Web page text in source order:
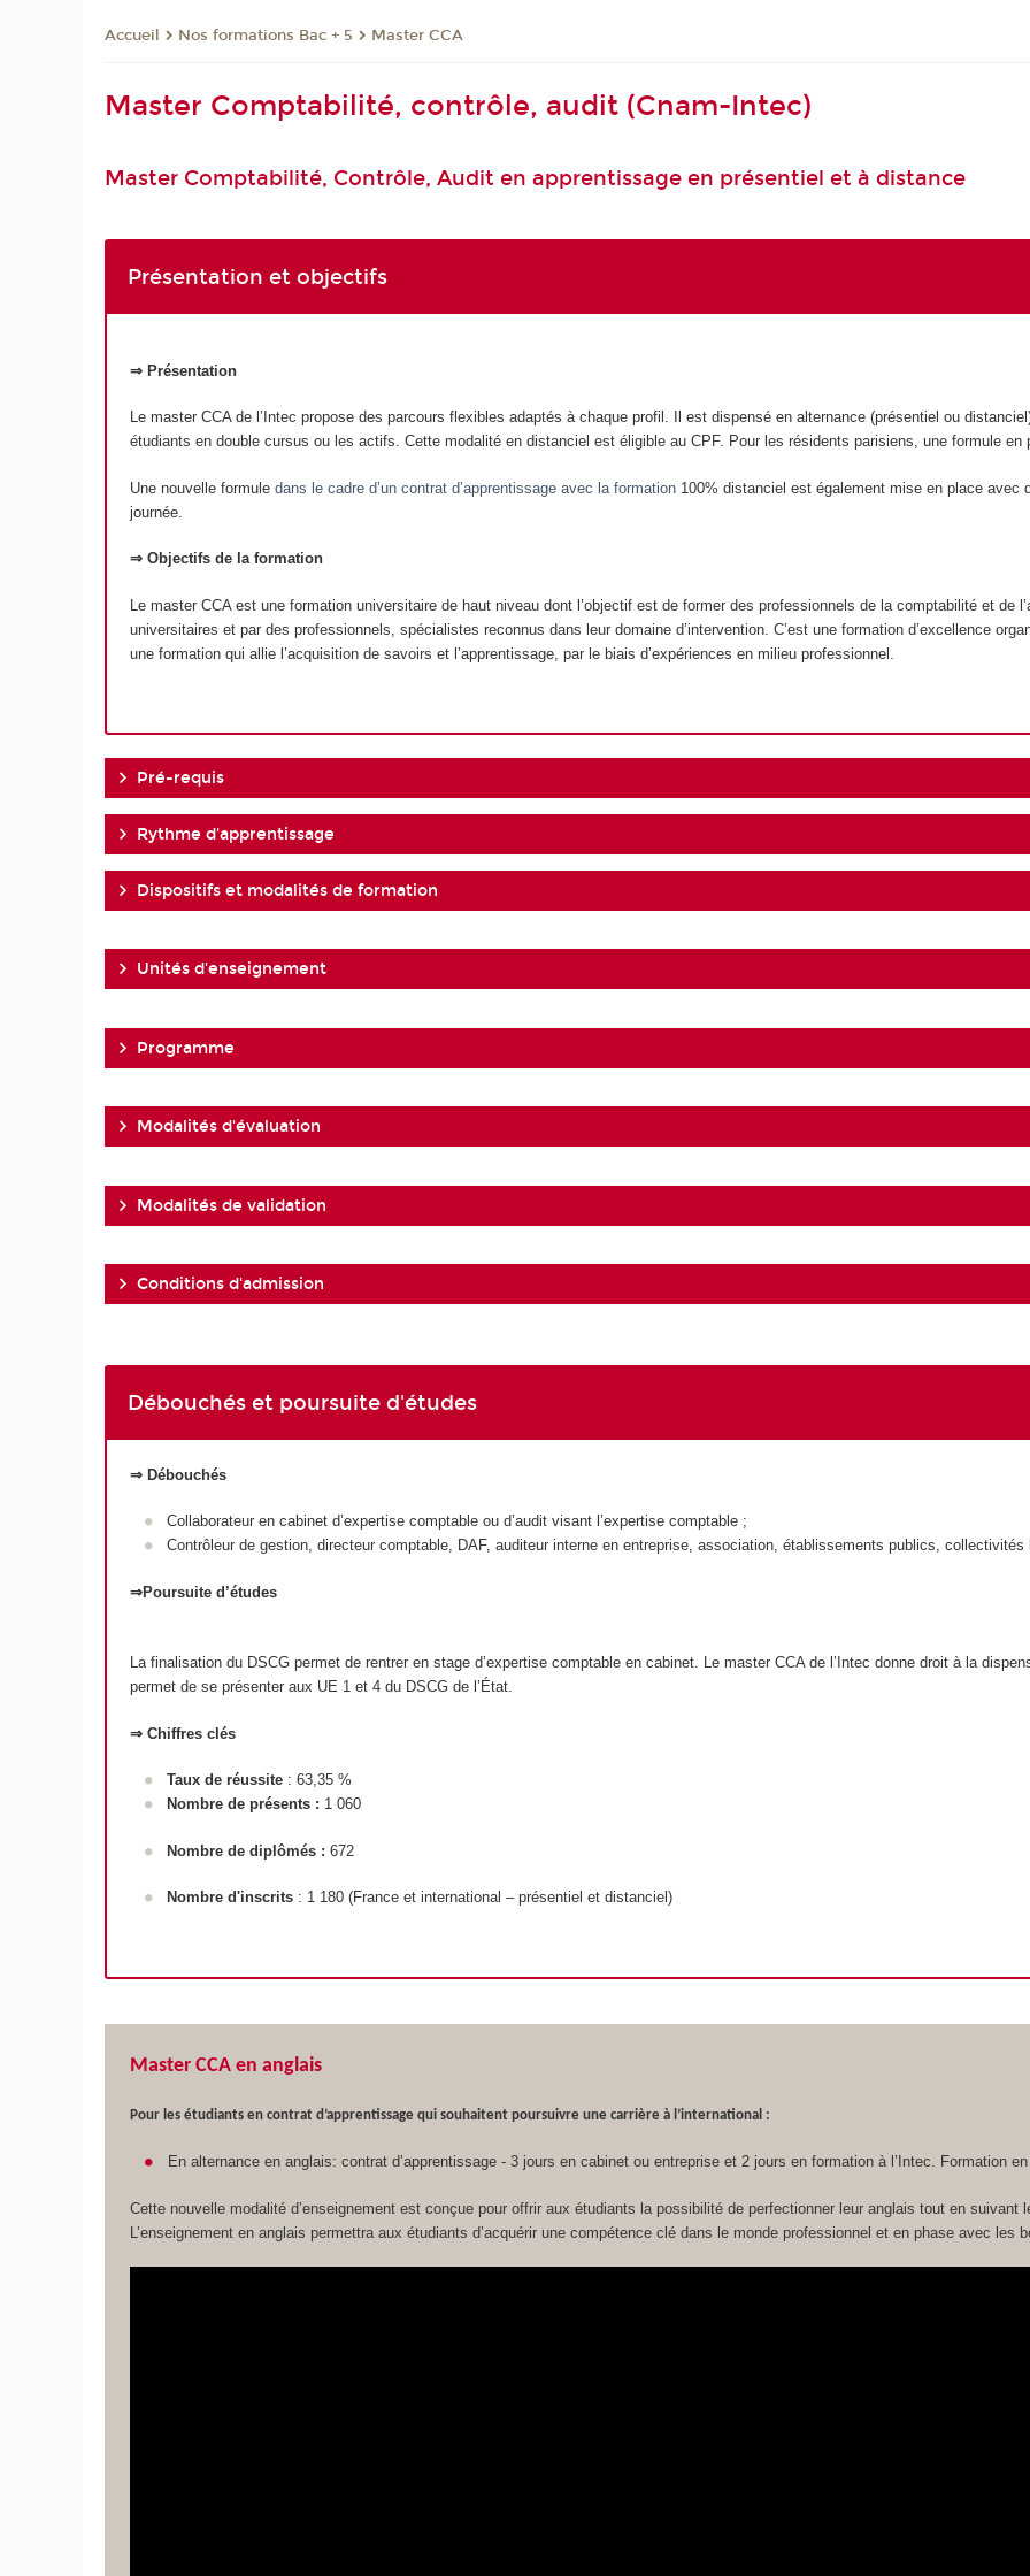
Accueil Nos formations Bac + 5 Master CCA
Master Comptabilité, contrôle, audit (Cnam-Intec)
Master Comptabilité, Contrôle, Audit en apprentissage en présentiel et à distance
Présentation et objectifs
⇒ Présentation
Le master CCA de l’Intec propose des parcours flexibles adaptés à chaque profil. Il est dispensé en alternance (présentiel ou
étudiants en double cursus ou les actifs. Cette modalité en distanciel est éligible au CPF. Pour les résidents parisiens, une formule
Une nouvelle formule dans le cadre d’un contrat d’apprentissage avec la formation 100% distanciel est également mise en place
journée.
⇒ Objectifs de la formation
Le master CCA est une formation universitaire de haut niveau dont l’objectif est de former des professionnels de la comptabilité et de
universitaires et par des professionnels, spécialistes reconnus dans leur domaine d’intervention. C’est une formation d’excellence
une formation qui allie l’acquisition de savoirs et l’apprentissage, par le biais d’expériences en milieu professionnel.
Pré-requis
Rythme d'apprentissage
Dispositifs et modalités de formation
Unités d'enseignement
Programme
Modalités d'évaluation
Modalités de validation
Conditions d'admission
Débouchés et poursuite d'études
⇒ Débouchés
Collaborateur en cabinet d’expertise comptable ou d’audit visant l’expertise comptable ;
Contrôleur de gestion, directeur comptable, DAF, auditeur interne en entreprise, association, établissements publics, collectivités
⇒Poursuite d’études
La finalisation du DSCG permet de rentrer en stage d’expertise comptable en cabinet. Le master CCA de l’Intec donne droit à la
permet de se présenter aux UE 1 et 4 du DSCG de l’État.
⇒ Chiffres clés
Taux de réussite : 63,35 %
Nombre de présents : 1 060
Nombre de diplômés : 672
Nombre d'inscrits : 1 180 (France et international – présentiel et distanciel)
Master CCA en anglais
Pour les étudiants en contrat d’apprentissage qui souhaitent poursuivre une carrière à l’international :
En alternance en anglais: contrat d’apprentissage - 3 jours en cabinet ou entreprise et 2 jours en formation à l’Intec. Formation
Cette nouvelle modalité d’enseignement est conçue pour offrir aux étudiants la possibilité de perfectionner leur anglais tout en suivant
L’enseignement en anglais permettra aux étudiants d’acquérir une compétence clé dans le monde professionnel et en phase avec les